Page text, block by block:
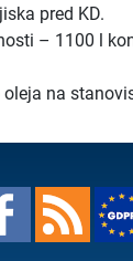
pred KD.
– 1100 l
na